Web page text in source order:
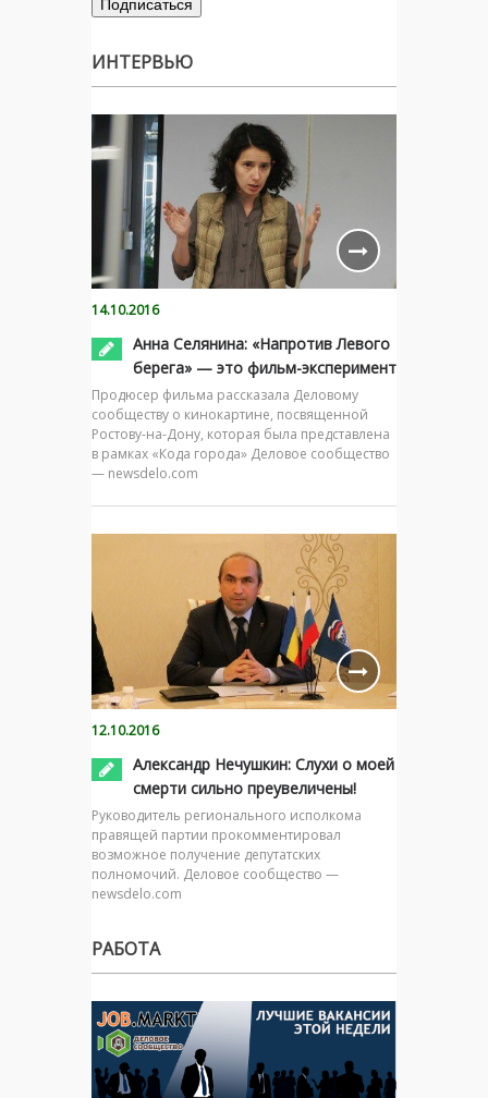
ИНТЕРВЬЮ
14.10.2016
Анна Селянина: «Напротив Левого
берега» — это фильм-эксперимент
Продюсер фильма рассказала Деловому
сообществу о кинокартине, посвященной
Ростову-на-Дону, которая была представлена
в рамках «Кода города» Деловое сообщество
— newsdelo.com
12.10.2016
Александр Нечушкин: Слухи о моей
смерти сильно преувеличены!
Руководитель регионального исполкома
правящей партии прокомментировал
возможное получение депутатских
полномочий. Деловое сообщество —
newsdelo.com
РАБОТА